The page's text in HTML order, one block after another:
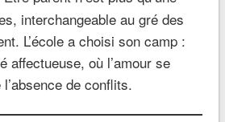
interchangeable au gré des
L’école a choisi son camp :
affectueuse, où l’amour se
de conflits.